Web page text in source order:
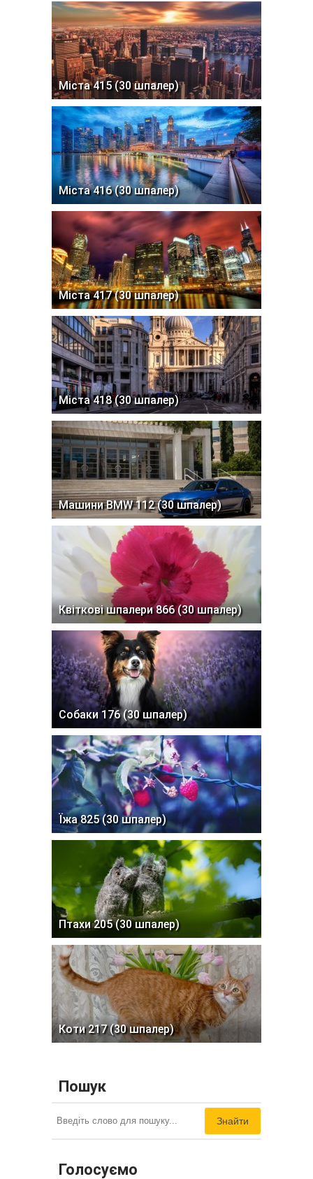
Міста 415 (30 шпалер)
Міста 416 (30 шпалер)
Міста 417 (30 шпалер)
Міста 418 (30 шпалер)
Машини BMW 112 (30 шпалер)
Квіткові шпалери 866 (30 шпалер)
Собаки 176 (30 шпалер)
Їжа 825 (30 шпалер)
Птахи 205 (30 шпалер)
Коти 217 (30 шпалер)
Пошук
Знайти
Голосуємо